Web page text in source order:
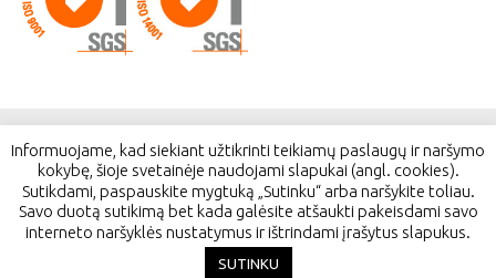
© 2026. Visos teisės saugomos. UAB M Prekyba
Stadiono g. 1, Kairiai, LT-80118, Šiaulių r.
Interneto svetainių kūrimas:
Informuojame, kad siekiant užtikrinti teikiamų paslaugų ir naršymo
kokybę, šioje svetainėje naudojami slapukai (angl. cookies).
Sutikdami, paspauskite mygtuką „Sutinku“ arba naršykite toliau.
Savo duotą sutikimą bet kada galėsite atšaukti pakeisdami savo
interneto naršyklės nustatymus ir ištrindami įrašytus slapukus.
SUTINKU